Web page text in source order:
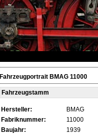
Fahrzeugportrait BMAG 11000
Fahrzeugstamm
Hersteller: BMAG
Fabriknummer:
11000
Baujahr:
1939